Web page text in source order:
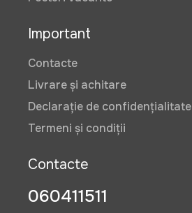
Important
Contacte
Livrare și achitare
Declarație de confidențialitate
Termeni și condiții
Contacte
060411511